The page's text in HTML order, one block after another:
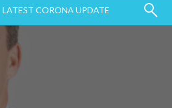
LATEST CORONA UPDATE